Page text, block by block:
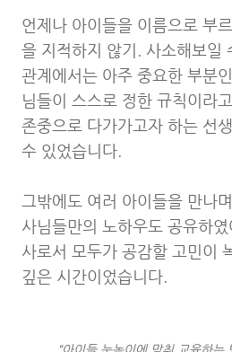
언제나 아이들을 이름으로 부
을 지적하지 않기. 사소해보일
관계에서는 아주 중요한 부분
님들이 스스로 정한 규칙이라
존중으로 다가가고자 하는 선
수 있었습니다.
그밖에도 여러 아이들을 만나
사님들만의 노하우도 공유하
사로서 모두가 공감할 고민이
깊은 시간이었습니다.